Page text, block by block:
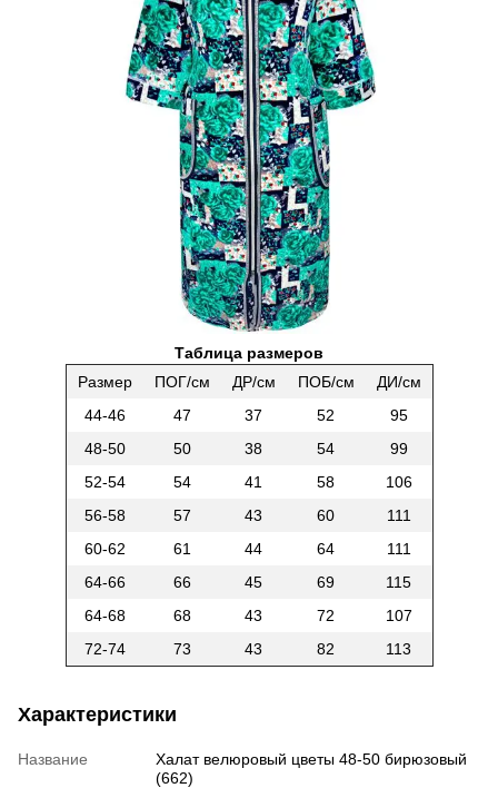
Таблица размеров
Размер
ПОГ/см ДР/см ПОБ/см
ДИ/см
44-46
47 37 52
95
48-50
50 38 54
99
52-54
54 41 58
106
56-58
57 43 60
111
60-62
61 44 64
111
64-66
66 45 69
115
64-68
68 43 72
107
72-74
73 43 82 113
Характеристики
Название
Халат велюровый цветы 48-50 бирюзовый
(662)